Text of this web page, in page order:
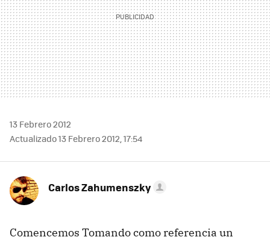
13 Febrero 2012
Actualizado 13 Febrero 2012, 17:54
Carlos Zahumenszky
Comencemos Tomando como referencia un